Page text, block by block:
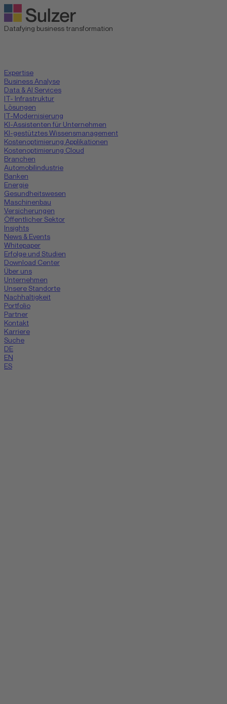
Datafying business transformation
Expertise
Business Analyse
Data & AI Services
IT- Infrastruktur
Lösungen
IT-Modernisierung
KI-Assistenten für Unternehmen
KI-gestütztes Wissensmanagement
Kostenoptimierung Applikationen
Kostenoptimierung Cloud
Branchen
Automobilindustrie
Banken
Energie
Gesundheitswesen
Maschinenbau
Versicherungen
Öffentlicher Sektor
Insights
News & Events
Whitepaper
Erfolge und Studien
Download Center
Über uns
Unternehmen
Unsere Standorte
Nachhaltigkeit
Portfolio
Partner
Kontakt
Karriere
Suche
DE
EN
ES